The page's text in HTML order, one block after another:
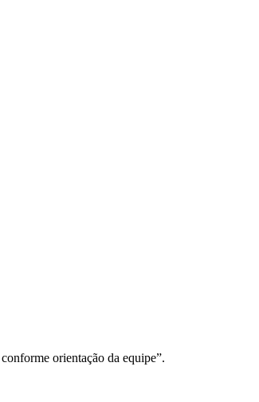
orientação da equipe”.